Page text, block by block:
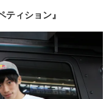
ティション』